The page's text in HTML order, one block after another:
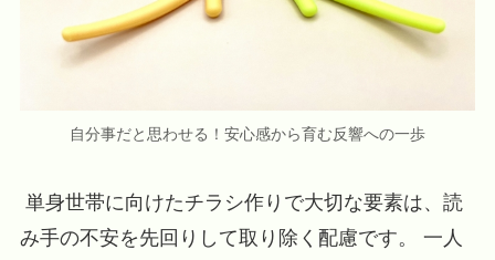
自分事だと思わせる！安心感から育む反響への一歩
単身世帯に向けたチラシ作りで大切な要素は、読
み手の不安を先回りして取り除く配慮です。 一人